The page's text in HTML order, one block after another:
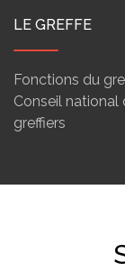
LE GREFFE
Fonctions du
Conseil national
greffiers